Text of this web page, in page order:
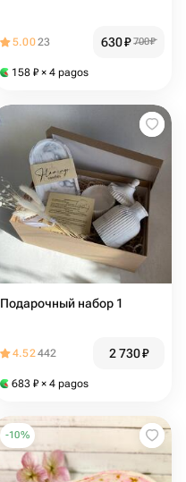
5.0023 630₽ 700₽
158 ₽ × 4 pagos
Подарочный набор 1
4.52442 2 730₽
683 ₽ × 4 pagos
-10%